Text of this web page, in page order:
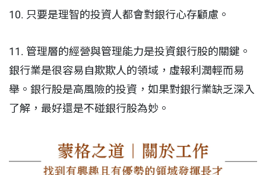
10. 只要是理智的投資人都會對銀行心存顧慮。
11. 管理層的經營與管理能力是投資銀行股的關鍵。
銀行業是很容易自欺欺人的領域，虛報利潤輕而易
舉。銀行股是高風險的投資，如果對銀行業缺乏深入
了解，最好還是不碰銀行股為妙。